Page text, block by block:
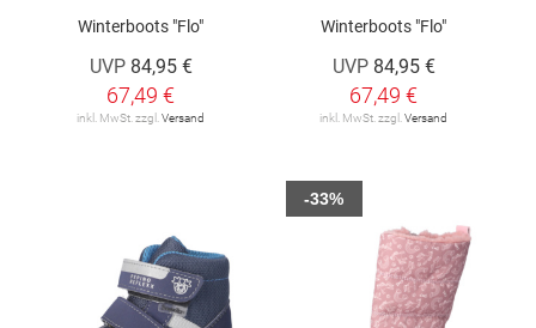
Winterboots "Flo"
UVP 84,95 €
67,49 €
inkl. MwSt. zzgl. Versand
Winterboots "Flo"
UVP 84,95 €
67,49 €
inkl. MwSt. zzgl. Versand
-33%